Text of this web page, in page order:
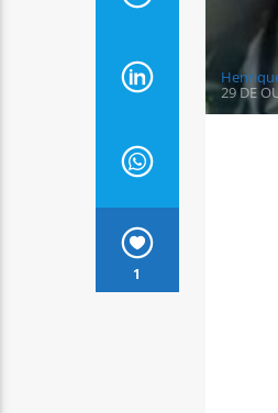
1
29 DE